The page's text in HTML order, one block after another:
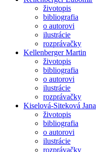
životopis
bibliografia
o autorovi
ilustrácie
rozprávačky
Kellenberger Martin
životopis
bibliografia
o autorovi
ilustrácie
rozprávačky
Kiselová-Siteková Jana
životopis
bibliografia
o autorovi
ilustrácie
rozprávačky